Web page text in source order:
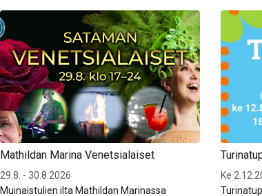
Mathildan Marina Venetsialaiset
29.8. - 30.8.2026
Muinaistulien ilta Mathildan Marinassa
Ke